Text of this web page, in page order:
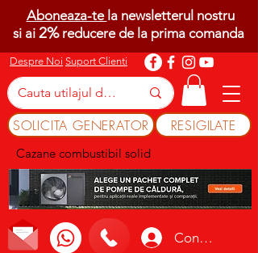
Despre Noi Suport Clienti
SOLICITA GENERATOR RESIGILATE
Cazane combustibil solid
Conectează-te
Aboneaza-te la newsletterul nostru
si ai 2%reducere de la prima comanda